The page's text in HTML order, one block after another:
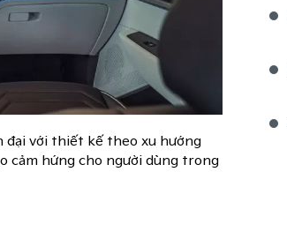
đại với thiết kế theo xu hướng
cảm hứng cho người dùng trong